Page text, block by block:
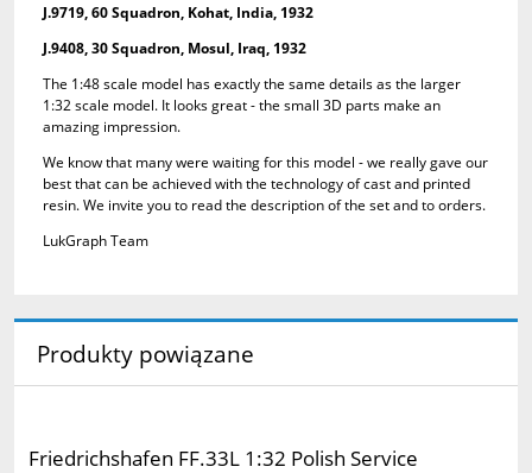
J.9719, 60 Squadron, Kohat, India, 1932
J.9408, 30 Squadron, Mosul, Iraq, 1932
The 1:48 scale model has exactly the same details as the larger
1:32 scale model. It looks great - the small 3D parts make an
amazing impression.
We know that many were waiting for this model - we really gave our
best that can be achieved with the technology of cast and printed
resin. We invite you to read the description of the set and to orders.
LukGraph Team
Produkty powiązane
Friedrichshafen FF.33L 1:32 Polish Service